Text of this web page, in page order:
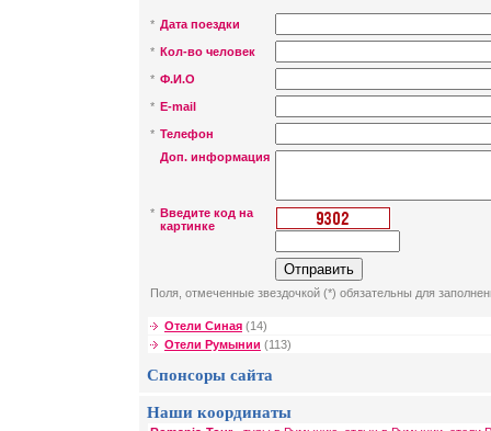
* Дата поездки
* Кол-во человек
* Ф.И.О
* E-mail
* Телефон
Доп. информация
* Введите код на
картинке
Поля, отмеченные звездочкой (*) обязательны для
Отели Синая (14)
Отели Румынии (113)
Спонсоры сайта
Наши координаты